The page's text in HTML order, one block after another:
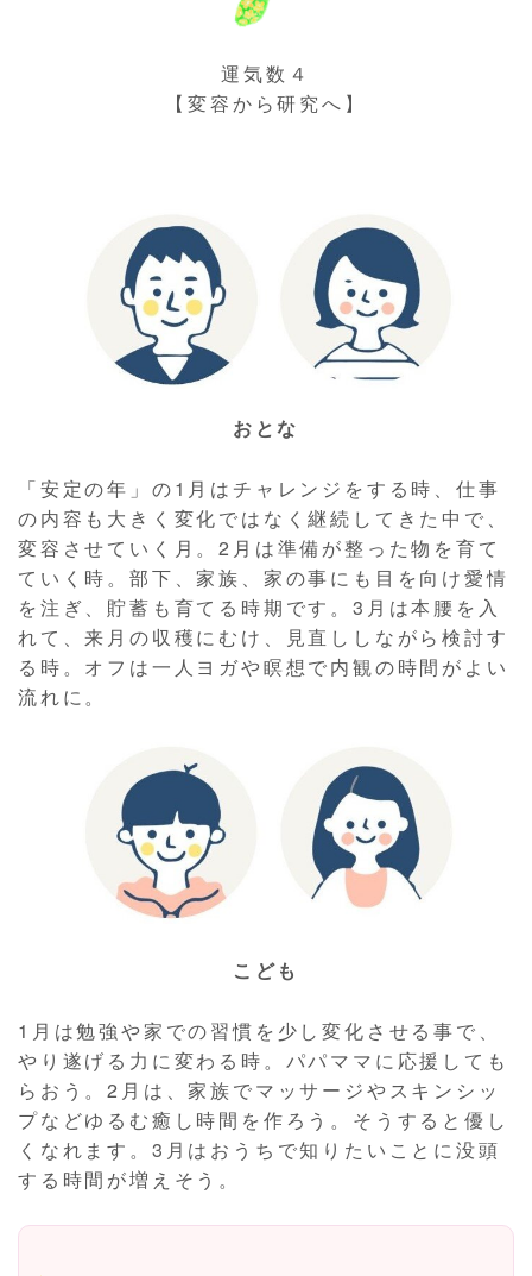
運気数４
【変容から研究へ】
おとな
「安定の年」の1月はチャレンジをする時、仕事
の内容も大きく変化ではなく継続してきた中で、
変容させていく月。2月は準備が整った物を育て
ていく時。部下、家族、家の事にも目を向け愛情
を注ぎ、貯蓄も育てる時期です。3月は本腰を入
れて、来月の収穫にむけ、見直ししながら検討す
る時。オフは一人ヨガや瞑想で内観の時間がよい
流れに。
こども
1月は勉強や家での習慣を少し変化させる事で、
やり遂げる力に変わる時。パパママに応援しても
らおう。2月は、家族でマッサージやスキンシッ
プなどゆるむ癒し時間を作ろう。そうすると優し
くなれます。3月はおうちで知りたいことに没頭
する時間が増えそう。